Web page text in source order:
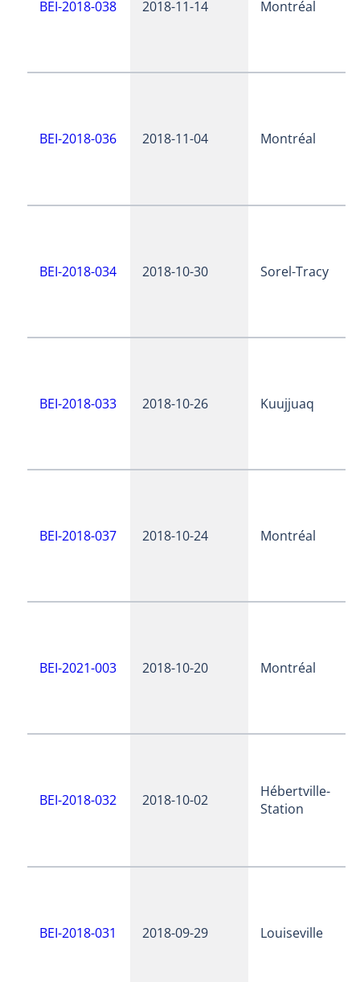
BEI-2018-038 2018-11-14 Montréal
BEI-2018-036 2018-11-04 Montréal
BEI-2018-034 2018-10-30 Sorel-Tracy
BEI-2018-033 2018-10-26 Kuujjuaq
BEI-2018-037 2018-10-24 Montréal
BEI-2021-003 2018-10-20 Montréal
BEI-2018-032 2018-10-02
Hébertville-
Station
BEI-2018-031 2018-09-29 Louiseville